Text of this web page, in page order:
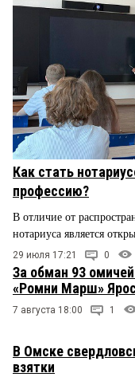
Как стать
профессию?
В отличие от
нотариуса является
29 июля 17:21 0
За обман 93
«Ромни Марш»
7 августа 18:00 1
В Омске
взятки